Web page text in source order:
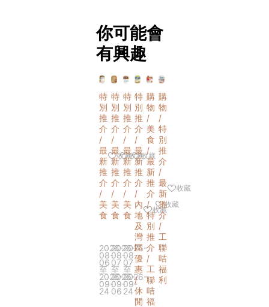
你可能會
有興趣
特
別
推
介
/
最
新
推
介
/
美
食
收藏
2026-
08-
06
至
2026-
09-
24
特
別
推
介
/
最
新
推
介
/
美
食
收藏
2026-
08-
07
至
2026-
09-
06
特
別
推
介
/
最
新
推
介
/
美
食
收藏
【節日美食】維港凱悅尚萃酒店月餅禮盒
2026-
08-
07
至
2026-
09-
24
特
別
推
介
/
最
新
推
介
/
內
地
及
灣
區
優
惠
/
休
閒
收藏
購
物
/
美
食
/
最
新
推
介
/
特
別
推
介
/
工
聯
咭
福
收藏
購
物
/
特
別
推
介
/
最
新
推
介
/
工
聯
咭
福
利
收藏